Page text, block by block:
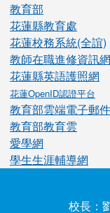
教育部
花蓮縣教育處
花蓮校務系統(全誼)
教師在職進修資訊網
花蓮縣英語護照網
花蓮OpenID認證平台
教育部雲端電子郵件
教育部教育雲
愛學網
學生生涯輔導網
校長：